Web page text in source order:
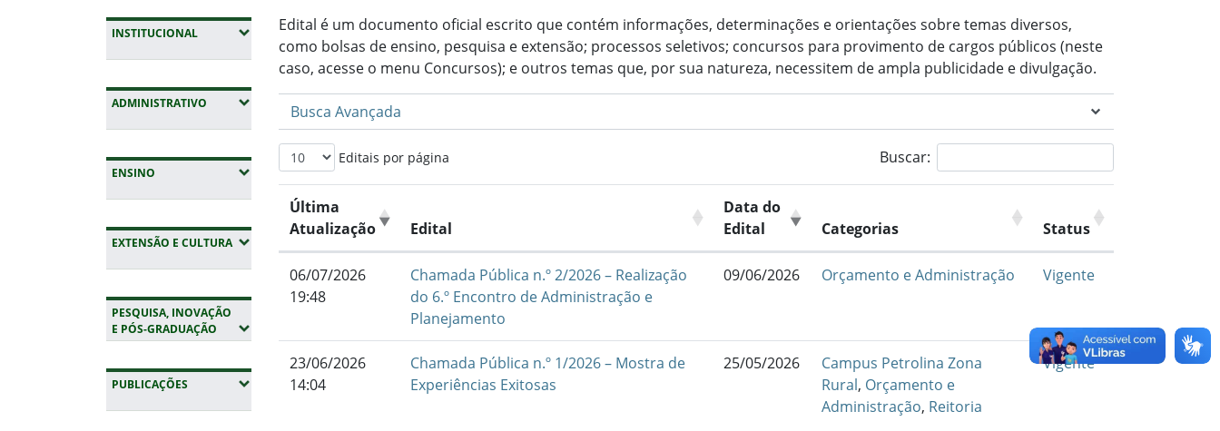
INSTITUCIONAL(EXPANDIR SUBMENUS)
ADMINISTRATIVO (EXPANDIR SUBMENUS)
ENSINO (EXPANDIR SUBMENUS)
EXTENSÃO E CULTURA(EXPANDIR SUBMENUS)
PESQUISA, INOVAÇÃO
E PÓS-GRADUAÇÃO (EXPANDIR SUBMENUS)
PUBLICAÇÕES (EXPANDIR SUBMENUS)
Edital é um documento oficial escrito que contém informações, determinações e orientações sobre temas diversos,
como bolsas de ensino, pesquisa e extensão; processos seletivos; concursos para provimento de cargos públicos (neste
caso, acesse o menu Concursos); e outros temas que, por sua natureza, necessitem de ampla publicidade e divulgação.
Busca Avançada
Editais por página Buscar:
Última
Atualização
Edital
Data do
Edital
Categorias Status
06/07/2026
19:48
Chamada Pública n.º 2/2026 – Realização
do 6.º Encontro de Administração e
Planejamento
09/06/2026 Orçamento e Administração Vigente
23/06/2026
14:04
Chamada Pública n.º 1/2026 – Mostra de
Experiências Exitosas
25/05/2026
Campus Petrolina Zona
Rural, Orçamento e
Administração, Reitoria
Vigente